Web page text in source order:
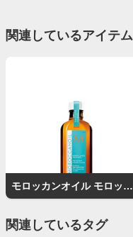
関連しているアイテム
モロッカンオイル モロッカンオイルトリートメント
関連しているタグ